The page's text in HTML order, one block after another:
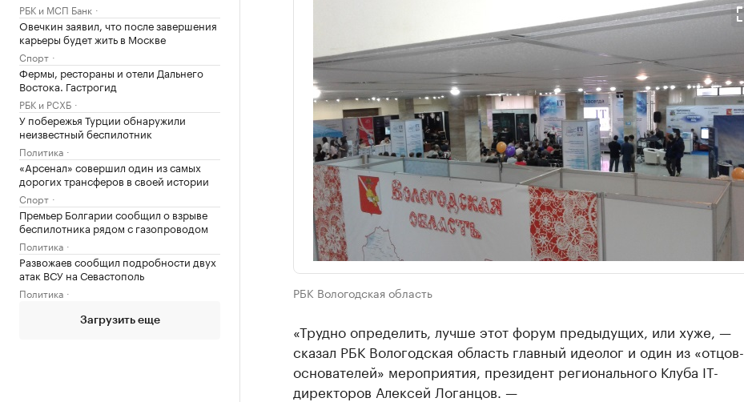
РБК и МСП Банк
Овечкин заявил, что после завершения
карьеры будет жить в Москве
Спорт
Фермы, рестораны и отели Дальнего
Востока. Гастрогид
РБК и РСХБ
У побережья Турции обнаружили
неизвестный беспилотник
Политика
«Арсенал» совершил один из самых
дорогих трансферов в своей истории
Спорт
Премьер Болгарии сообщил о взрыве
беспилотника рядом с газопроводом
Политика
Развожаев сообщил подробности двух
атак ВСУ на Севастополь
Политика
Загрузить еще
РБК Вологодская область
«Трудно определить, лучше этот форум предыдущих, или хуже, —
сказал РБК Вологодская область главный идеолог и один из «отцов-
основателей» мероприятия, президент регионального Клуба IT-
директоров Алексей Логанцов. —